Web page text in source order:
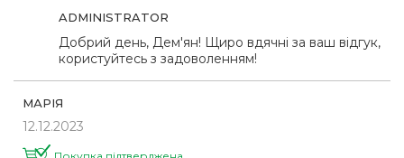
ADMINISTRATOR
Добрий день, Дем'ян! Щиро вдячні за ваш відгук,
користуйтесь з задоволенням!
МАРІЯ
12.12.2023